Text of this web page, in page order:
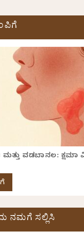
ಮತ್ತು ವಡಬಾನಲ: ಕ್ಷಮಾ
ನಮಗೆ ಸಲ್ಲಿಸಿ